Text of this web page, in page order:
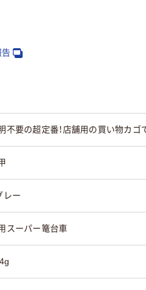
告
不要の超定番！店舗用の買い物カゴ
レー
スーパー篭台車